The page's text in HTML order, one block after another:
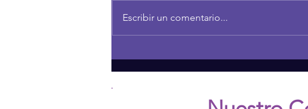
Escribir un comentario...